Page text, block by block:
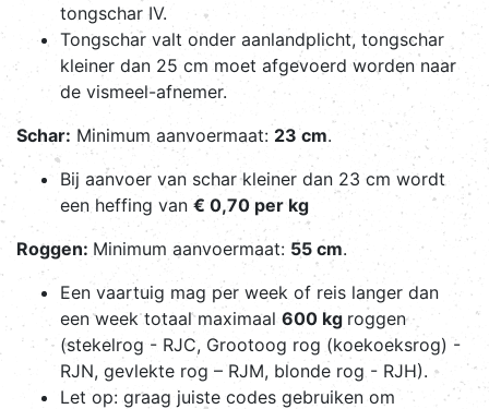
tongschar IV.
Tongschar valt onder aanlandplicht, tongschar
kleiner dan 25 cm moet afgevoerd worden naar
de vismeel-afnemer.
Schar: Minimum aanvoermaat: 23 cm.
Bij aanvoer van schar kleiner dan 23 cm wordt
een heffing van € 0,70 per kg
Roggen: Minimum aanvoermaat: 55 cm.
Een vaartuig mag per week of reis langer dan
een week totaal maximaal 600 kg roggen
(stekelrog - RJC, Grootoog rog (koekoeksrog) -
RJN, gevlekte rog – RJM, blonde rog - RJH).
Let op: graag juiste codes gebruiken om